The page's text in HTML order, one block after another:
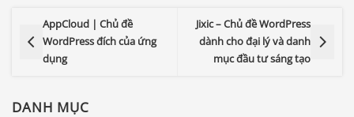
AppCloud | Chủ đề
WordPress đích của ứng
dụng
Jixic – Chủ đề WordPress
dành cho đại lý và danh
mục đầu tư sáng tạo
DANH MỤC